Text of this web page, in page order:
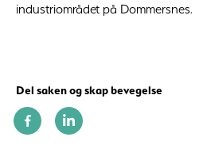
industriområdet på Dommersnes.
Del saken og skap bevegelse